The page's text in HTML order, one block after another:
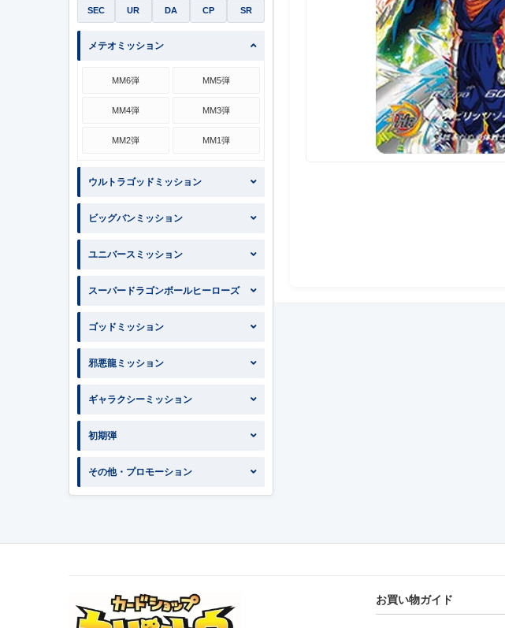
SEC UR DA CP SR
メテオミッション
MM6弾 MM5弾
MM4弾 MM3弾
MM2弾 MM1弾
ウルトラゴッドミッション
ビッグバンミッション
ユニバースミッション
スーパードラゴンボールヒーローズ
ゴッドミッション
邪悪龍ミッション
ギャラクシーミッション
初期弾
その他・プロモーション
お買い物ガイド